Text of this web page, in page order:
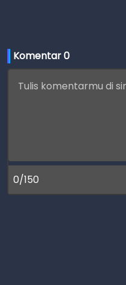
Komentar 0
0/150